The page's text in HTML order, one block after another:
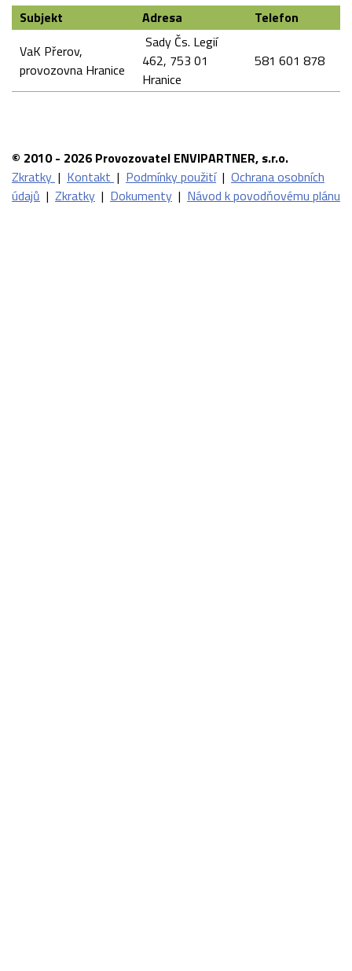
Subjekt
Adresa
Telefon
VaK Přerov,
provozovna Hranice
Sady Čs. Legií
462, 753 01
Hranice
581 601 878
© 2010 - 2026 Provozovatel ENVIPARTNER, s.r.o.
Zkratky | Kontakt | Podmínky použití | Ochrana osobních
údajů | Zkratky | Dokumenty | Návod k povodňovému plánu